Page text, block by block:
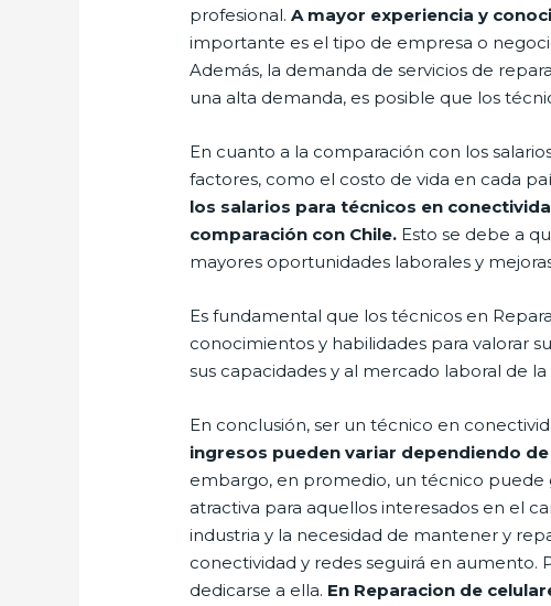
profesional.A mayor experiencia y
importante es el tipo de empresa o
Además, la demanda de servicios de
una alta demanda, es posible que los
En cuanto a la comparación con los
factores, como el costo de vida en cada
los salarios para técnicos en
comparación con Chile. Esto se debe a
mayores oportunidades laborales y
Es fundamental que los técnicos en
conocimientos y habilidades para valorar
sus capacidades y al mercado laboral de la
En conclusión, ser un técnico en
ingresos pueden variar dependiendo
embargo, en promedio, un técnico puede
atractiva para aquellos interesados en el
industria y la necesidad de mantener y
conectividad y redes seguirá en
dedicarse a ella. En Reparacion de